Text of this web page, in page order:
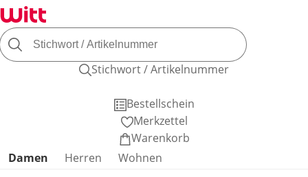
Stichwort / Artikelnummer
Bestellschein
Merkzettel
Warenkorb
Produktkategorien überspringen
Damen Herren
Wohnen